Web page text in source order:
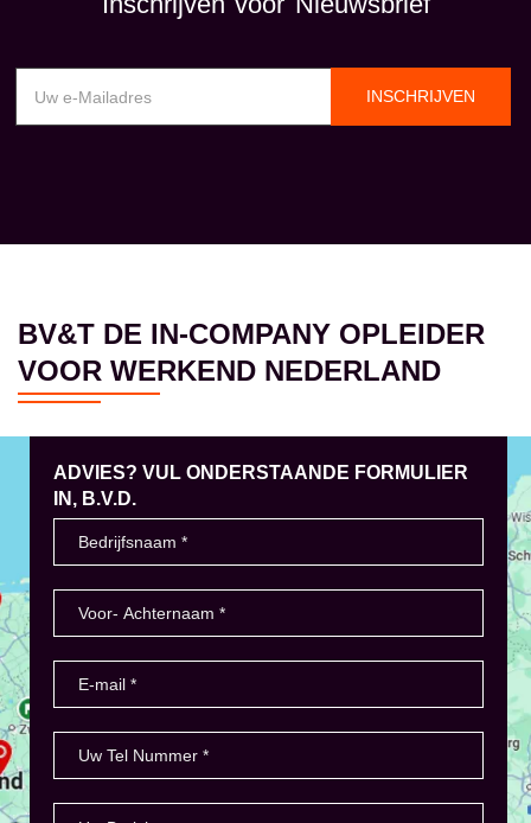
INSCHRIJVEN
BV&T DE IN-COMPANY OPLEIDER
VOOR WERKEND NEDERLAND
ADVIES? VUL ONDERSTAANDE FORMULIER
IN, B.V.D.